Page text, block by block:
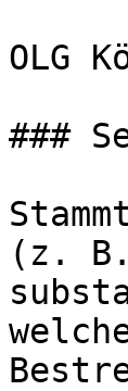
OLG
###
(z.